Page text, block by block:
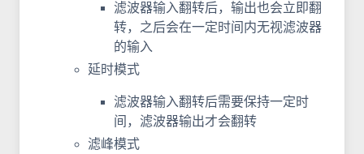
滤波器输入翻转后，输出也会立即翻
转，之后会在一定时间内无视滤波器
的输入
延时模式
滤波器输入翻转后需要保持一定时
间，滤波器输出才会翻转
滤峰模式